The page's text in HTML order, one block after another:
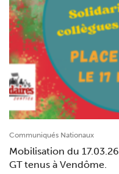
Communiqués Nationaux
Mobilisation du
GT tenus à Vendôme.